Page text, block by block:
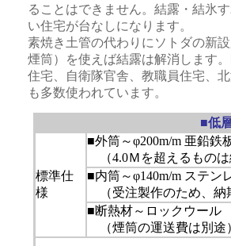
ることはできません。結露・結氷
い住宅が台なしになります。
素焼き土管の代わりにソトダの新
煙筒）を使えば結露は解消します
住宅、自衛隊官舎、教職員住宅、
も多数使われています。
■低
標準仕
様
■外筒～φ200m/m 亜鉛
（4.0Ｍを超えるものは
■内筒～φ140m/m ステ
（受注製作のため、納
■断熱材～ロックウール
（煙筒の運送費は別途）